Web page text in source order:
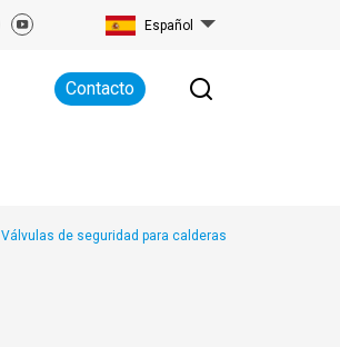
Español
Contacto
Válvulas de seguridad para calderas